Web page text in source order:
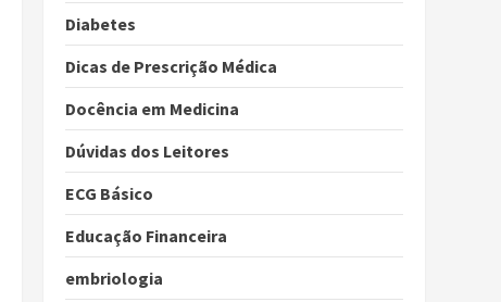
Diabetes
Dicas de Prescrição Médica
Docência em Medicina
Dúvidas dos Leitores
ECG Básico
Educação Financeira
embriologia